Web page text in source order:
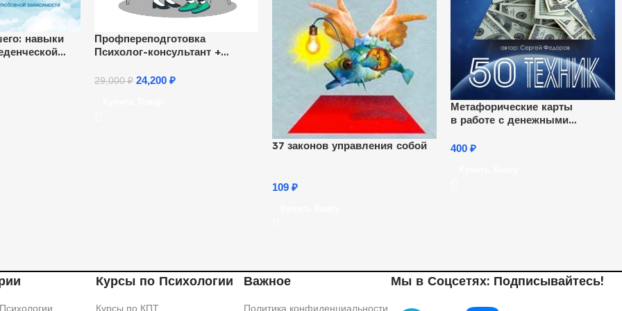
навыки
Профпереподготовка
Психолог-консультант +
29,000₽ 24,200 ₽
37 законов управления собой
109₽
Метафорические карты
в работе с денежными
400₽
Курсы по Психологии
Курсы по КПТ
Важное
Политика конфиденциальности
Мы в Соцсетях: Подписывайтесь!